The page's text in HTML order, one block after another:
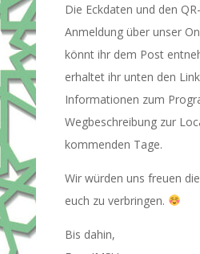
Die Eckdaten und den
Anmeldung über unser
könnt ihr dem Post
erhaltet ihr unten den
Informationen zum
Wegbeschreibung zur
kommenden Tage.
Wir würden uns freuen
euch zu verbringen.
Bis dahin,